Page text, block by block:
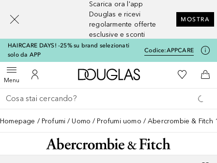
Scarica ora l'app
Douglas e ricevi
regolarmente offerte
esclusive e sconti
MOSTRA
HAIRCARE DAYS! -25% su brand selezionati
solo da APP
Codice:APPCARE
MenuApri menuAl Mio Account
A Douglas HomeAlla Mia
Al
Torna indietro
Esegui ricerca
Homepage Profumi Uomo Profumi uomo Abercrombie & Fitch
[navigation.slideout.screenreader]